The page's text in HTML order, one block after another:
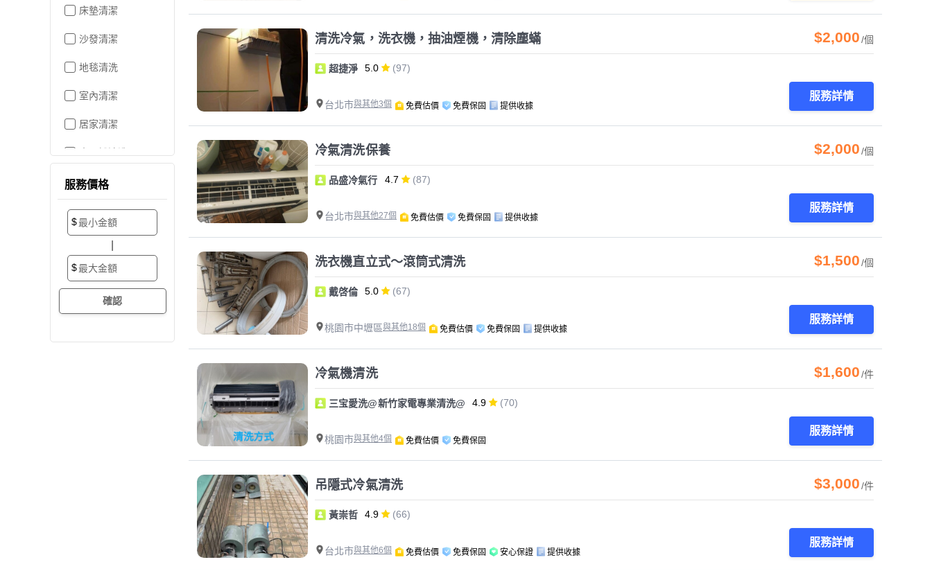
床墊清潔
沙發清潔
地毯清洗
室內清潔
居家清潔
空屋打掃
居家收納
搬家/裝潢後清潔
大掃除
辦公室清潔
服務價格
$
$
清洗冷氣，洗衣機，抽油煙機，清除塵蟎 $2,000/個
超捷淨 5.0 (97)
台北市與其他3個 免費估價 免費保固 提供收據
服務詳情
冷氣清洗保養 $2,000/個
品盛冷氣行 4.7 (87)
台北市與其他27個 免費估價 免費保固 提供收據
服務詳情
洗衣機直立式～滾筒式清洗 $1,500/個
戴啓倫 5.0 (67)
桃園市中壢區與其他18個 免費估價 免費保固 提供收據
服務詳情
冷氣機清洗 $1,600/件
三宝愛洗@新竹家電專業清洗@ 4.9 (70)
桃園市與其他4個 免費估價 免費保固
服務詳情
吊隱式冷氣清洗 $3,000/件
黃崇哲 4.9 (66)
台北市與其他6個 免費估價 免費保固 安心保證 提供收據
服務詳情